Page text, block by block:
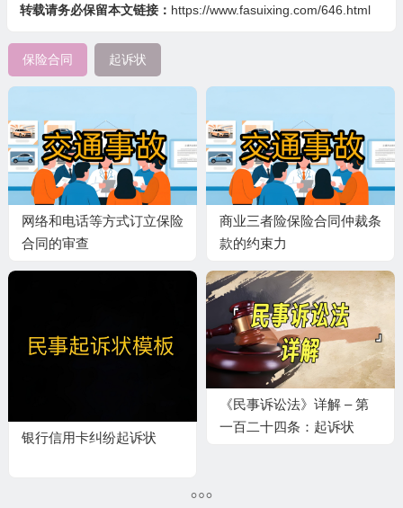
转载请务必保留本文链接： https://www.fasuixing.com/646.html
保险合同 起诉状
网络和电话等方式订立保险
合同的审查
商业三者险保险合同仲裁条
款的约束力
银行信用卡纠纷起诉状
《民事诉讼法》详解 – 第
一百二十四条：起诉状